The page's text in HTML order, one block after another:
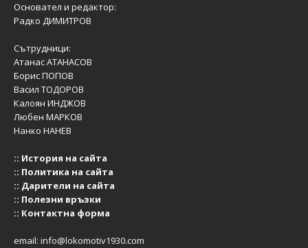
Основател и редактор:
Радко ДИМИТРОВ
Сътрудници:
Атанас АТАНАСОВ
Борис ПОПОВ
Васил ТОДОРОВ
Калоян ИНДЖОВ
Любен МАРКОВ
Нанко НАНЕВ
:: История на сайта
:: Политика на сайта
:: Дарители на сайта
:: Полезни връзки
:: Контактна форма
email: info@lokomotiv1930.com